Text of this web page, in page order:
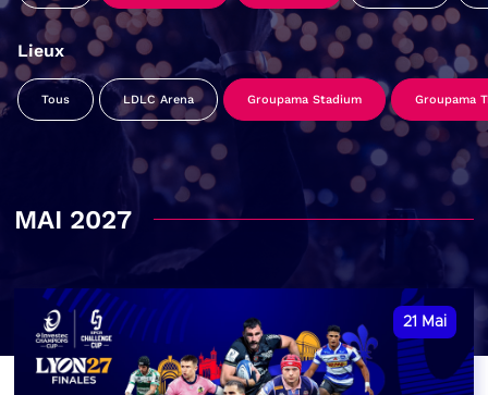
Lieux
Tous LDLC Arena Groupama Stadium Groupama
MAI 2027
21 Mai